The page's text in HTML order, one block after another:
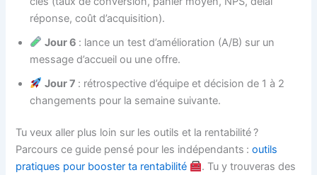
réponse, coût d’acquisition).
Jour 6 : lance un test d’amélioration (A/B) sur un
message d’accueil ou une offre.
Jour 7 : rétrospective d’équipe et décision de 1 à 2
changements pour la semaine suivante.
Tu veux aller plus loin sur les outils et la rentabilité ?
Parcours ce guide pensé pour les indépendants :outils
pratiques pour booster ta rentabilité
. Tu y trouveras des